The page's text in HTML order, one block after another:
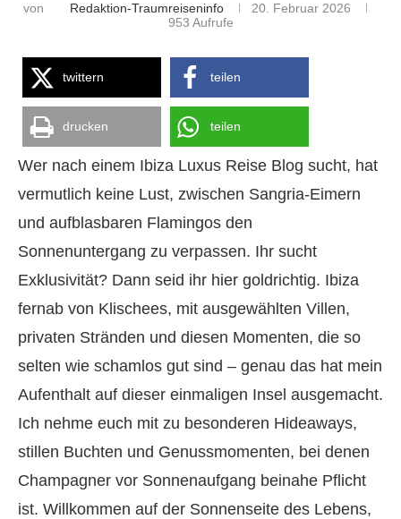
von Redaktion-Traumreiseninfo
20. Februar 2026
953 Aufrufe
twittern teilen
drucken teilen
Wer nach einem Ibiza Luxus Reise Blog sucht, hat
vermutlich keine Lust, zwischen Sangria-Eimern
und aufblasbaren Flamingos den
Sonnenuntergang zu verpassen. Ihr sucht
Exklusivität? Dann seid ihr hier goldrichtig. Ibiza
fernab von Klischees, mit ausgewählten Villen,
privaten Stränden und diesen Momenten, die so
selten wie schamlos gut sind – genau das hat mein
Aufenthalt auf dieser einmaligen Insel ausgemacht.
Ich nehme euch mit zu besonderen Hideaways,
stillen Buchten und Genussmomenten, bei denen
Champagner vor Sonnenaufgang beinahe Pflicht
ist. Willkommen auf der Sonnenseite des Lebens,